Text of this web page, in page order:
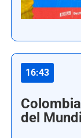
16:43
del